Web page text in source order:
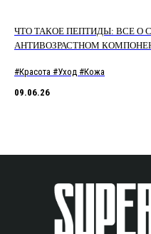
ЧТО ТАКОЕ ПЕПТИДЫ: ВСЕ О
АНТИВОЗРАСТНОМ
#Красота #Уход #Кожа
09.06.26